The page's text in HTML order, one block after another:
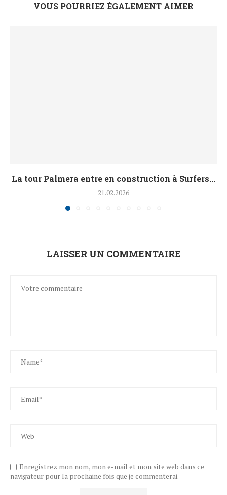
VOUS POURRIEZ ÉGALEMENT AIMER
La tour Palmera entre en construction à Surfers...
21.02.2026
LAISSER UN COMMENTAIRE
Enregistrez mon nom, mon e-mail et mon site web dans ce
navigateur pour la prochaine fois que je commenterai.